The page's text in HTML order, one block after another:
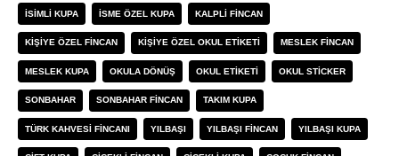
ISIMLI KUPA ISME ÖZEL KUPA KALPLI FINCAN
KIŞIYE ÖZEL FINCAN KIŞIYE ÖZEL OKUL ETIKETI MESLEK FINCAN
MESLEK KUPA OKULA DÖNÜŞ OKUL ETIKETI OKUL STICKER
SONBAHAR SONBAHAR FINCAN TAKIM KUPA
TÜRK KAHVESI FINCANI YILBAŞI YILBAŞI FINCAN YILBAŞI KUPA